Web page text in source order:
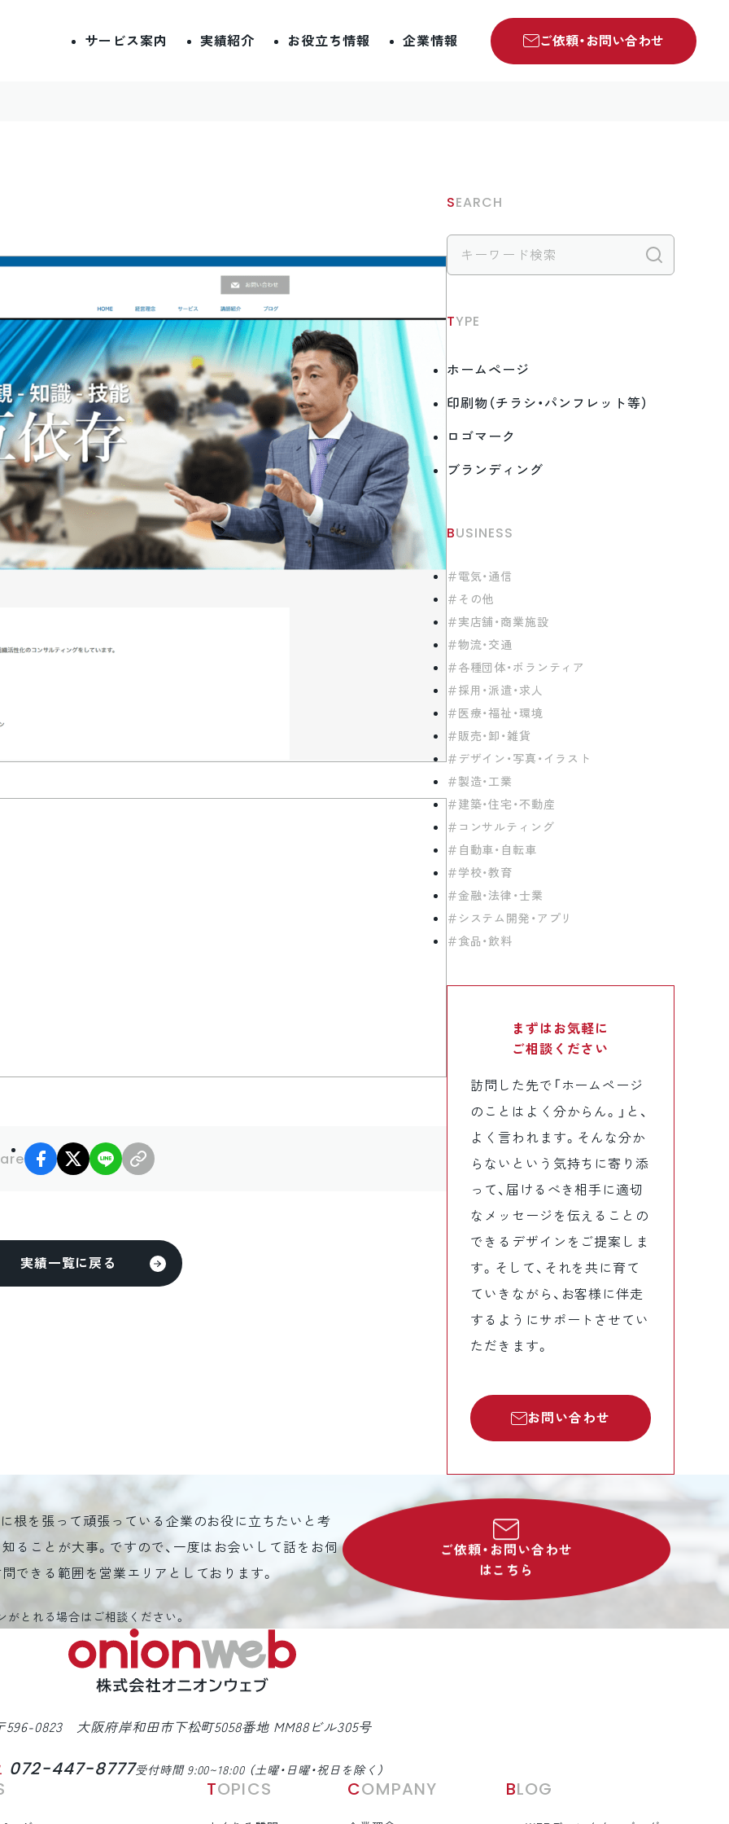
サービス案内 実績紹介 お役立ち情報 企業情報 ご依頼・お問い合わせ
facebook
X LINE
実績一覧に戻る
SEARCH
TYPE
ホームページ
印刷物（チラシ・パンフレット等）
ロゴマーク
ブランディング
BUSINESS
電気・通信
その他
実店舗・商業施設
物流・交通
各種団体・ボランティア
採用・派遣・求人
医療・福祉・環境
販売・卸・雑貨
デザイン・写真・イラスト
製造・工業
建築・住宅・不動産
コンサルティング
自動車・自転車
学校・教育
金融・法律・士業
システム開発・アプリ
食品・飲料
まずはお気軽に
ご相談ください
訪問した先で「ホームページ
のことはよく分からん。」と、
よく言われます。そんな分か
らないという気持ちに寄り添
って、届けるべき相手に適切
なメッセージを伝えることの
できるデザインをご提案しま
す。そして、それを共に育て
ていきながら、お客様に伴走
するようにサポートさせてい
ただきます。
お問い合わせ
根を張って頑張っている企業のお役に立ちたいと考
ることが大事。ですので、一度はお会いして話をお伺
できる範囲を営業エリアとしております。
とれる場合はご相談ください。
ご依頼・お問い合わせ
はこちら
596-0823 大阪府岸和田市下松町5058番地 MM88ビル305号
072-447-8777受付時間 9:00~18:00 （土曜・日曜・祝日を除く）
TOPICS COMPANY BLOG